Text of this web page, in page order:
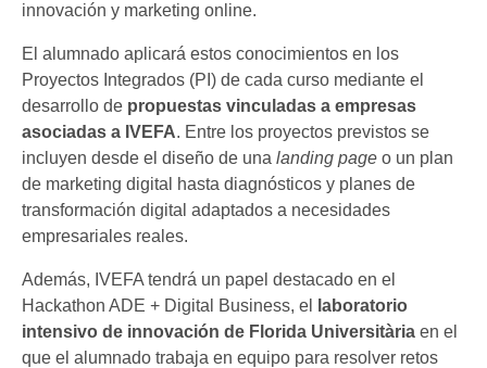
innovación y marketing online.
El alumnado aplicará estos conocimientos en los
Proyectos Integrados (PI) de cada curso mediante el
desarrollo de propuestas vinculadas a empresas
asociadas a IVEFA. Entre los proyectos previstos se
incluyen desde el diseño de una landing page o un plan
de marketing digital hasta diagnósticos y planes de
transformación digital adaptados a necesidades
empresariales reales.
Además, IVEFA tendrá un papel destacado en el
Hackathon ADE + Digital Business, el
laboratorio
intensivo de innovación de Florida Universitària en el
que el alumnado trabaja en equipo para resolver retos